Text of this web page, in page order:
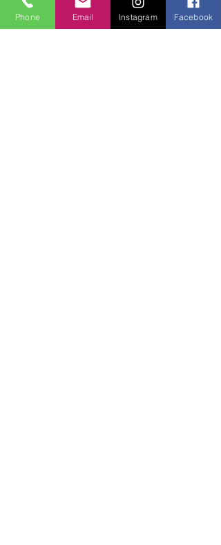
Phone Email Instagram Facebook